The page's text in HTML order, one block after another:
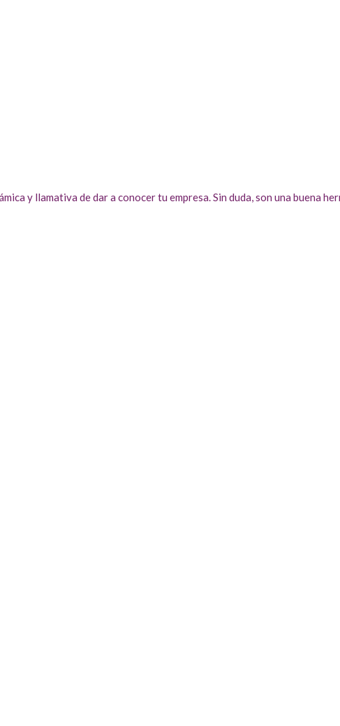
y llamativa de dar a conocer tu empresa. Sin duda, son una buena